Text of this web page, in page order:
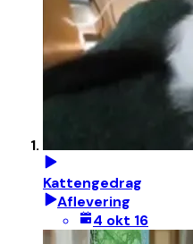
Kattengedrag
Aflevering
4 okt 16